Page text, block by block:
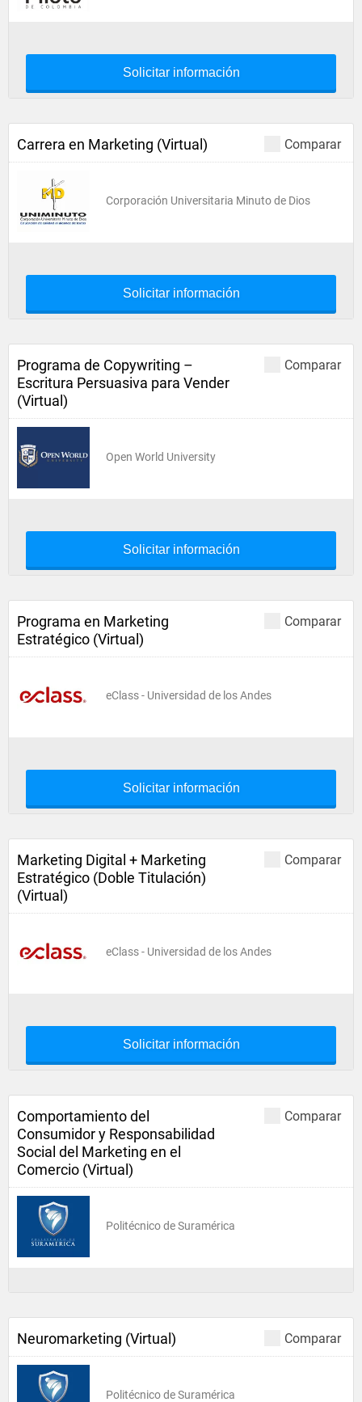
Solicitar información
Comparar
Carrera en Marketing (Virtual)
Corporación Universitaria Minuto de Dios
Solicitar información
Comparar
Programa de Copywriting –
Escritura Persuasiva para Vender
(Virtual)
Open World University
Solicitar información
Comparar
Programa en Marketing
Estratégico (Virtual)
eClass - Universidad de los Andes
Solicitar información
Comparar
Marketing Digital + Marketing
Estratégico (Doble Titulación)
(Virtual)
eClass - Universidad de los Andes
Solicitar información
Comparar
Comportamiento del
Consumidor y Responsabilidad
Social del Marketing en el
Comercio (Virtual)
Politécnico de Suramérica
Comparar
Neuromarketing (Virtual)
Politécnico de Suramérica